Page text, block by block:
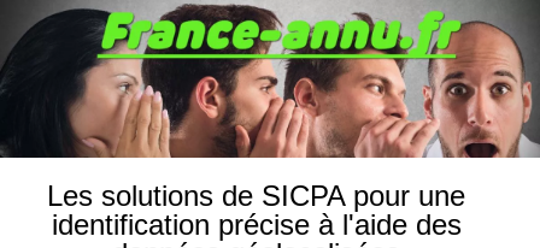
Les solutions de SICPA pour une
identification précise à l'aide des